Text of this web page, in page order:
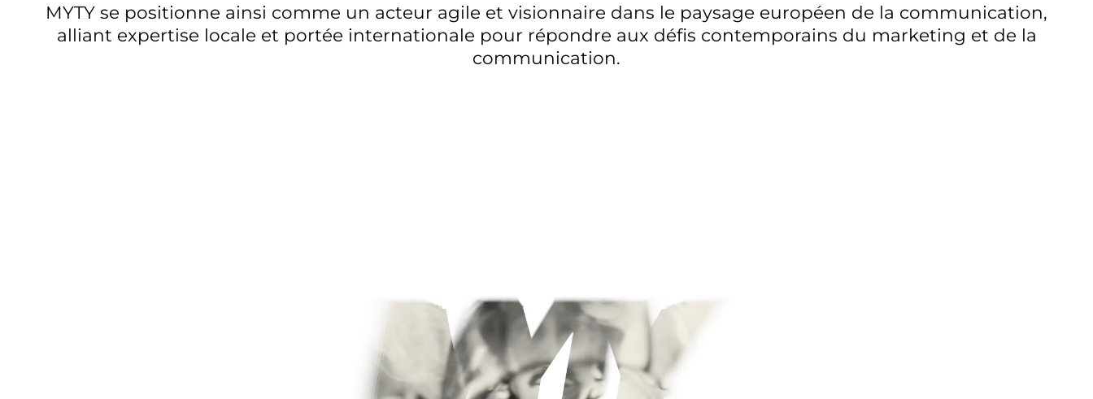
MYTY se positionne ainsi comme un acteur agile et visionnaire dans le paysage européen de la communication,
alliant expertise locale et portée internationale pour répondre aux défis contemporains du marketing et de la
communication.